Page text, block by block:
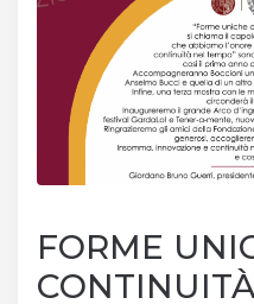
Acquista Biglietti
Contatti
Modulo reclami –
FORME